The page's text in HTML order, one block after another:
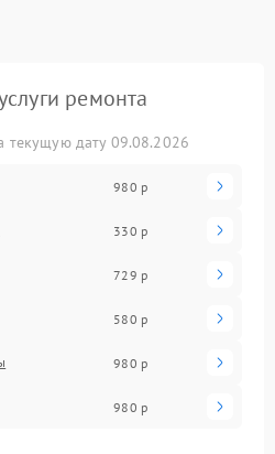
ремонта
текущую дату 09.08.2026
980 р
330 р
729 р
580 р
980 р
980 р